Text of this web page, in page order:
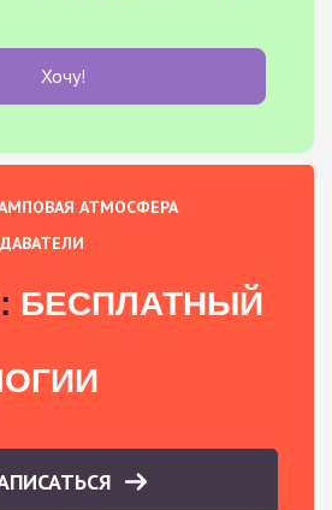
Хочу!
АТМОСФЕРА
БЕСПЛАТНЫЙ